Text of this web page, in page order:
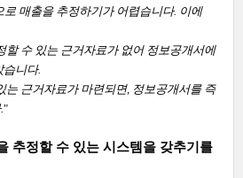
매출을 추정하기가 어렵습니다. 이에
할 수 있는 근거자료가 없어 정보공개서에
습니다.
는 근거자료가 마련되면, 정보공개서를 즉
"
추정할 수 있는 시스템을 갖추기를